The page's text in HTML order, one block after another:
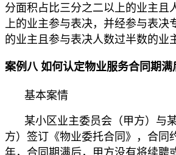
分面积占比三分之二以上的业主且
上的业主参与表决，并经参与表决
的业主且参与表决人数过半数的业
案例八 如何认定物业服务合同期满
基本案情
某小区业主委员会（甲方）与
方）签订《物业委托合同》，合同